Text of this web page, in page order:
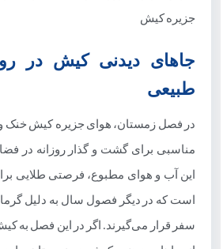
جزیره کیش
جاهای دیدنی کیش در
طبیعی
در فصل زمستان، هوای جزیره کیش خنک
مناسبی برای گشت و گذار روزانه در
این آب و هوای مطبوع، فرصتی طلایی برای
است که در دیگر فصول سال به دلیل گرمای
سفر قرار می‌گیرند. اگر در این فصل به